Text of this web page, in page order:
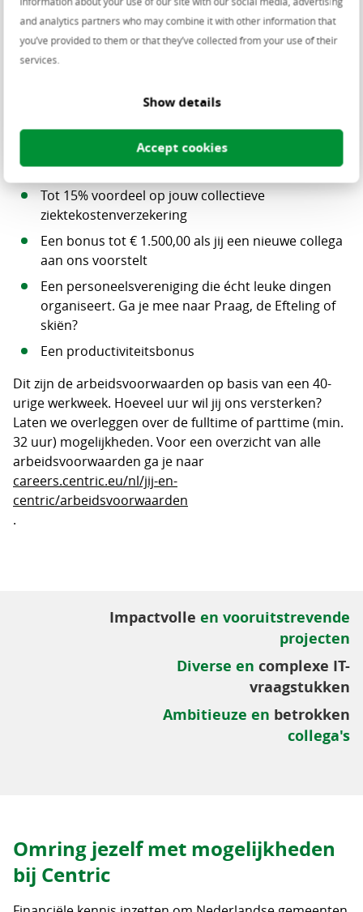
and analytics partners who may combine it with other information that
you’ve provided to them or that they’ve collected from your use of their
services.
Show details
Accept cookies
bruto maandsalaris
Loyaliteitsdagen: des te langer je bij ons werkt des
te meer vrije tijd
Onbeperkte mogelijkheden voor het volgen van
Mobiliteitsbudget omdat jij zelf wil bepalen hoe je
van huis naar het werk reist
Tot 15% voordeel op jouw collectieve
ziektekostenverzekering
Een bonus tot € 1.500,00 als jij een nieuwe collega
aan ons voorstelt
Een personeelsvereniging die écht leuke dingen
organiseert. Ga je mee naar Praag, de Efteling of
skiën?
Een productiviteitsbonus
Dit zijn de arbeidsvoorwaarden op basis van een 40-
urige werkweek. Hoeveel uur wil jij ons versterken?
Laten we overleggen over de fulltime of parttime (min.
32 uur) mogelijkheden. Voor een overzicht van alle
arbeidsvoorwaarden ga je naar
careers.centric.eu/nl/jij-en-
centric/arbeidsvoorwaarden
.
Impactvolle en vooruitstrevende
projecten
Diverse en complexe IT-
vraagstukken
Ambitieuze en betrokken
collega's
Omring jezelf met mogelijkheden
bij Centric